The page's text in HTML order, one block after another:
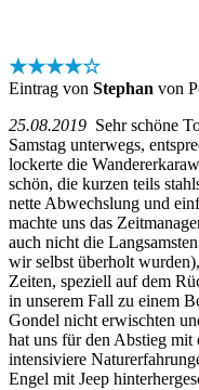
★★★★☆
Eintrag von Stephan von
25.08.2019 Sehr schöne
Samstag unterwegs,
lockerte die
schön, die kurzen teils
nette Abwechslung und
machte uns das
auch nicht die
wir selbst überholt
Zeiten, speziell auf dem
in unserem Fall zu einem
Gondel nicht erwischten
hat uns für den Abstieg mit
intensiviere
Engel mit Jeep